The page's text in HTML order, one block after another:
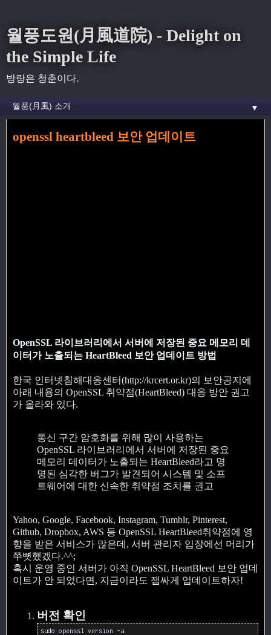
월풍도원(月風道院) - Delight on
the Simple Life
방랑은 청춘이다.
▼
홈»OS»openssl heartbleed 보안 업데이트
openssl heartbleed 보안 업데이트
OpenSSL 라이브러리에서 서버에 저장된 중요 메모리 데
이터가 노출되는 HeartBleed 보안 업데이트 방법
한국 인터넷침해대응센터(http://krcert.or.kr)의 보안공지에
아래 내용의 OpenSSL 취약점(HeartBleed) 대응 방안 권고
가 올라와 있다.
통신 구간 암호화를 위해 많이 사용하는
OpenSSL 라이브러리에서 서버에 저장된 중요
메모리 데이터가 노출되는 HeartBleed라고 명
명된 심각한 버그가 발견되어 시스템 및 소프
트웨어에 대한 신속한 취약점 조치를 권고
Yahoo, Google, Facebook, Instagram, Tumblr, Pinterest,
Github, Dropbox, AWS 등 OpenSSL HeartBleed취약점에 영
향을 받은 서비스가 많은데, 서버 관리자 입장에선 머리가
쭈뼛했겠다.^^;
혹시 운영 중인 서버가 아직 OpenSSL HeartBleed 보안 업데
이트가 안 되었다면, 지금이라도 잽싸게 업데이트하자!
버전 확인
sudo openssl version -a